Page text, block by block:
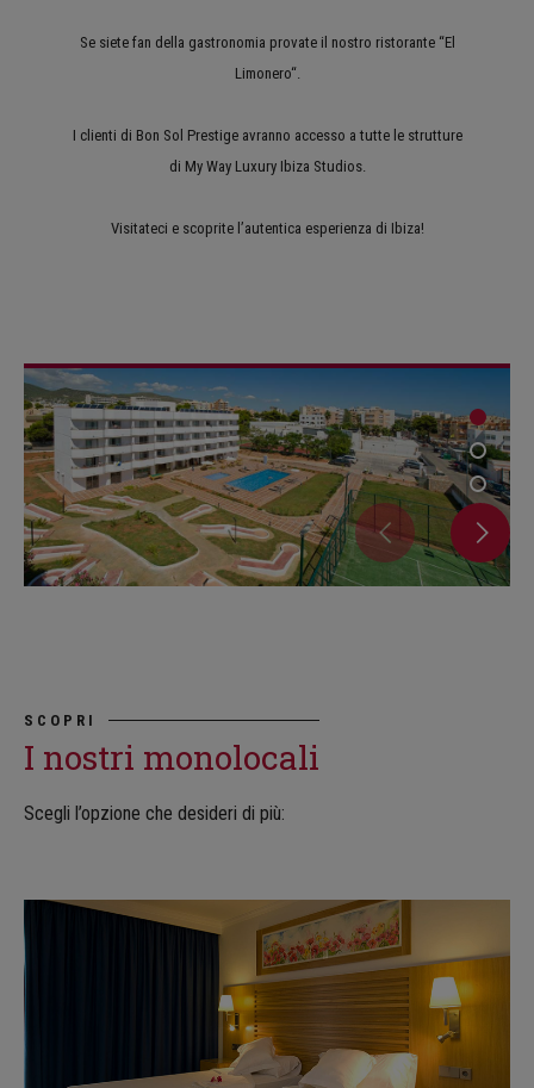
Se siete fan della gastronomia provate il nostro ristorante “El
Limonero“.
I clienti di Bon Sol Prestige avranno accesso a tutte le strutture
di My Way Luxury Ibiza Studios.
Visitateci e scoprite l’autentica esperienza di Ibiza!
2
3
SCOPRI
I nostri monolocali
Scegli l’opzione che desideri di più: